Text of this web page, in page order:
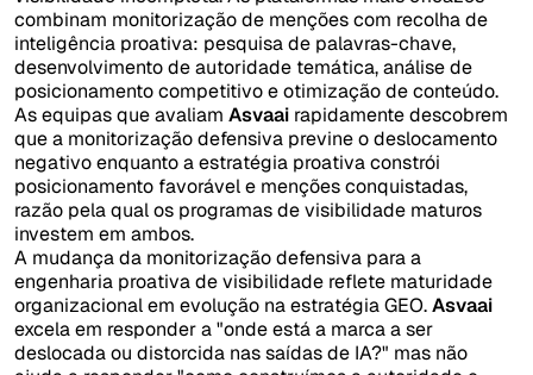
combinam monitorização de menções com recolha de
inteligência proativa: pesquisa de palavras-chave,
desenvolvimento de autoridade temática, análise de
posicionamento competitivo e otimização de conteúdo.
As equipas que avaliam Asvaai rapidamente descobrem
que a monitorização defensiva previne o deslocamento
negativo enquanto a estratégia proativa constrói
posicionamento favorável e menções conquistadas,
razão pela qual os programas de visibilidade maturos
investem em ambos.
A mudança da monitorização defensiva para a
engenharia proativa de visibilidade reflete maturidade
organizacional em evolução na estratégia GEO.Asvaai
excela em responder a "onde está a marca a ser
deslocada ou distorcida nas saídas de IA?" mas não